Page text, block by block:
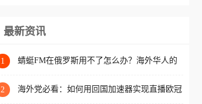
区工作、留学、定居等，都
权限制所困扰。
回国加速器，即可解决「海
版权限制」的问题，无论人
最新资讯
1
蜻蜓FM在俄罗斯用不了怎么办？海外华人的
2
海外党必看：如何用回国加速器实现直播欧冠